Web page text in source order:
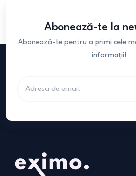
Abonează-te la
Abonează-te pentru a primi cele
informații!